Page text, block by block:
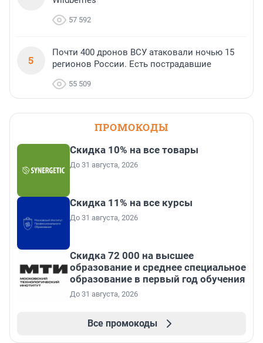
57 592
5
Почти 400 дронов ВСУ атаковали ночью 15
регионов России. Есть пострадавшие
55 509
ПРОМОКОДЫ
Скидка 10% на все товары
До 31 августа, 2026
Скидка 11% на все курсы
До 31 августа, 2026
Скидка 72 000 на высшее
образование и среднее специальное
образование в первый год обучения
До 31 августа, 2026
Все промокоды